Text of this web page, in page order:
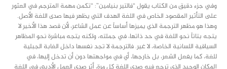
وفي جزء دقيق من الكتاب يقول “فالتير بنيامين”: “تكمن مهمة المترجم في العثور
على التأثير المقصود الخاص في اللغة الهدف التي يظهر فيها صدى اللغة الأصل.
وهذا هو مظهر الترجمة الذي يميزها أساساً عن عمل الشاعر، لأن قصد هذا الأخير لا
يتجه بتاتاً نحو اللغة في حد ذاتها، في جملته، ولكنه يتجه مباشرة نحو المظاهر
السياقية اللسانية الخاصة، لا غير. فالترجمة لا تجد نفسها داخل الغابة الجبلية
للغة، كما يفعل الشعر، بل خارجها، أي في مواجهتها دون أن تدخل إليها، في